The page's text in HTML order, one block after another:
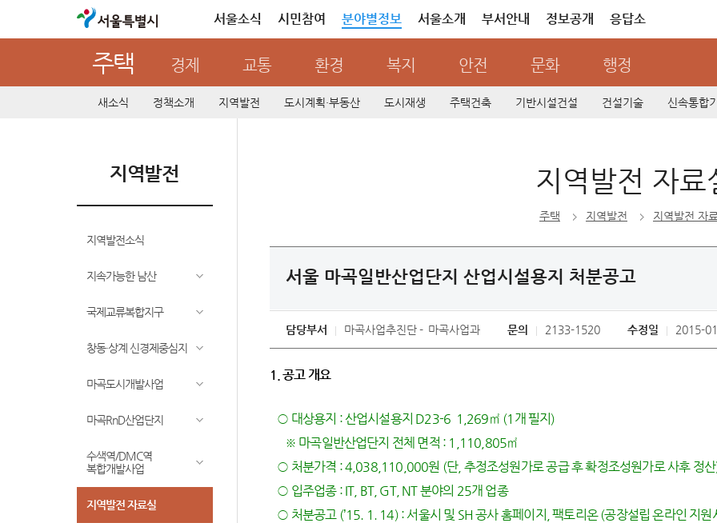
서울특별시 서울소식 시민참여 분야별정보 서울소개 부서안내 정보공개 응답소
주택 경제 교통 환경 복지 안전 문화 행정
새소식 정책소개 지역발전 도시계획·부동산 도시재생 주택건축 기반시설건설 건설기술 신속통합
지역발전
지역발전소식
지속가능한 남산
국제교류복합지구
창동·상계 신경제중심지
마곡도시개발사업
마곡RnD산업단지
수색역/DMC역
복합개발사업
지역발전 자료실
지역발전 자료
주택 지역발전 지역발전 자
서울 마곡일반산업단지 산업시설용지 처분공고
담당부서 마곡사업추진단 마곡사업과 문의 2133-1520 수정일 2015-
1. 공고 개요
○ 대상용지 : 산업시설용지 D23-6 1,269㎡ (1개 필지)
※ 마곡일반산업단지 전체 면적 : 1,110,805㎡
○ 처분가격 : 4,038,110,000원 (단, 추정조성원가로 공급 후 확정조성원가로 사후 정
○ 입주업종 : IT, BT, GT, NT 분야의 25개 업종
○ 처분공고 (’15. 1. 14) : 서울시 및 SH 공사 홈페이지, 팩토리온 (공장설립 온라인 지원